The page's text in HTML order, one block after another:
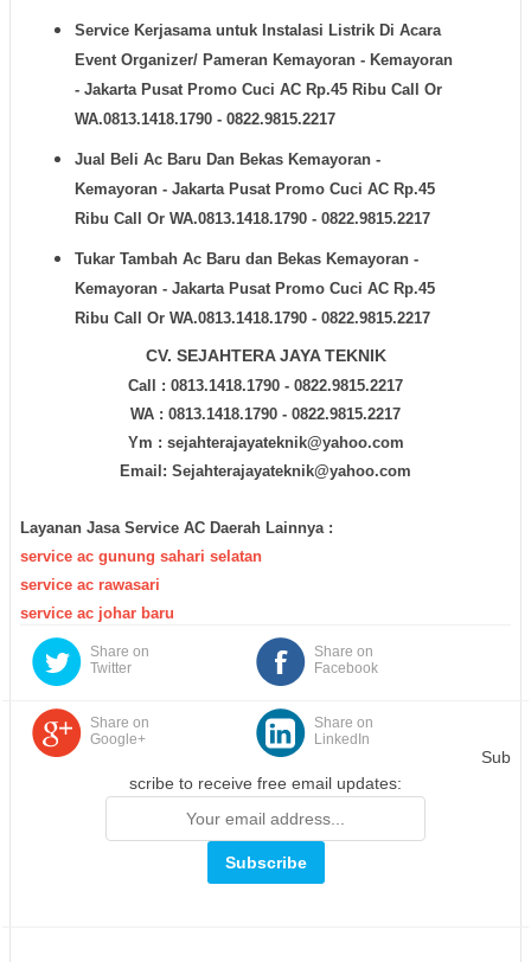
Service Kerjasama untuk Instalasi Listrik Di Acara
Event Organizer/ Pameran Kemayoran - Kemayoran
- Jakarta Pusat Promo Cuci AC Rp.45 Ribu Call Or
WA.0813.1418.1790 - 0822.9815.2217
Jual Beli Ac Baru Dan Bekas Kemayoran -
Kemayoran - Jakarta Pusat Promo Cuci AC Rp.45
Ribu Call Or WA.0813.1418.1790 - 0822.9815.2217
Tukar Tambah Ac Baru dan Bekas Kemayoran -
Kemayoran - Jakarta Pusat Promo Cuci AC Rp.45
Ribu Call Or WA.0813.1418.1790 - 0822.9815.2217
CV. SEJAHTERA JAYA TEKNIK
Call : 0813.1418.1790 - 0822.9815.2217
WA : 0813.1418.1790 - 0822.9815.2217
Ym : sejahterajayateknik@yahoo.com
Email: Sejahterajayateknik@yahoo.com
Layanan Jasa Service AC Daerah Lainnya :
service ac gunung sahari selatan
service ac rawasari
service ac johar baru
Share on
Facebook
Share on
Twitter
Share on
Google+
Share on
LinkedIn
Sub
scribe to receive free email updates: